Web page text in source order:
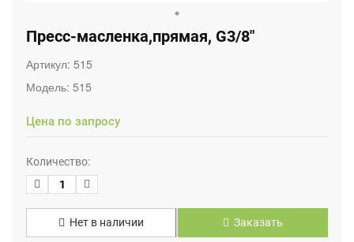
Пресс-масленка,прямая, G3/8"
Артикул: 515
Модель: 515
Цена по запросу
Количество:
Нет в наличии Заказать